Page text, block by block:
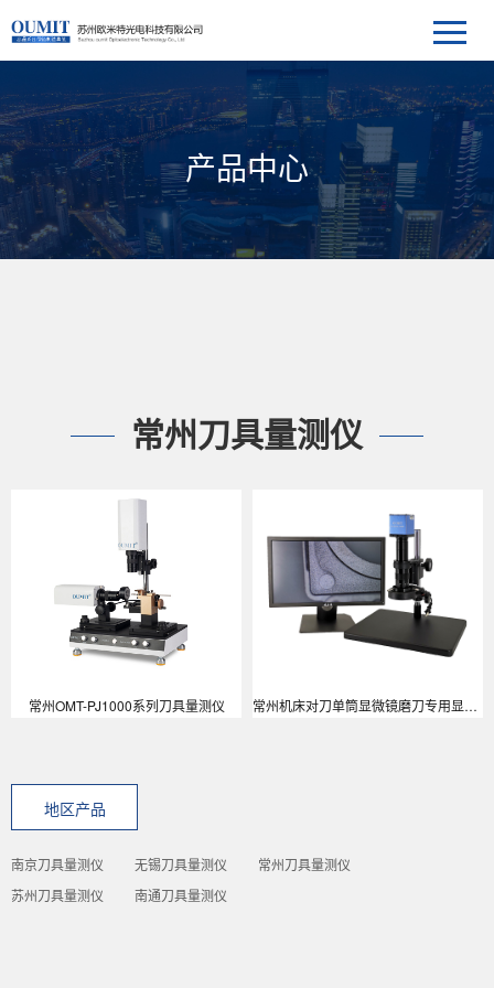
产品中心
常州刀具量测仪
常州OMT-PJ1000系列刀具量测仪 常州机床对刀单筒显微镜磨刀专用显微镜
地区产品
南京刀具量测仪 无锡刀具量测仪
常州刀具量测仪
苏州刀具量测仪
南通刀具量测仪